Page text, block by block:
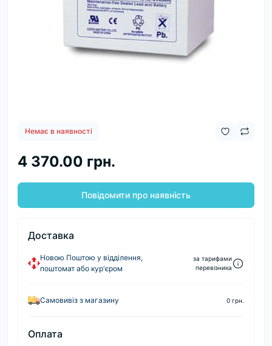
Немає в наявності
4 370.00 грн.
Повідомити про наявність
Доставка
Новою Поштою у відділення,
поштомат або кур'єром
за тарифами
перевізника
Самовивіз з магазину 0 грн.
Оплата